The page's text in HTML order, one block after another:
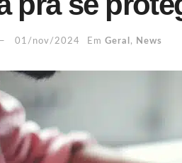
01/nov/2024 Em Geral , News